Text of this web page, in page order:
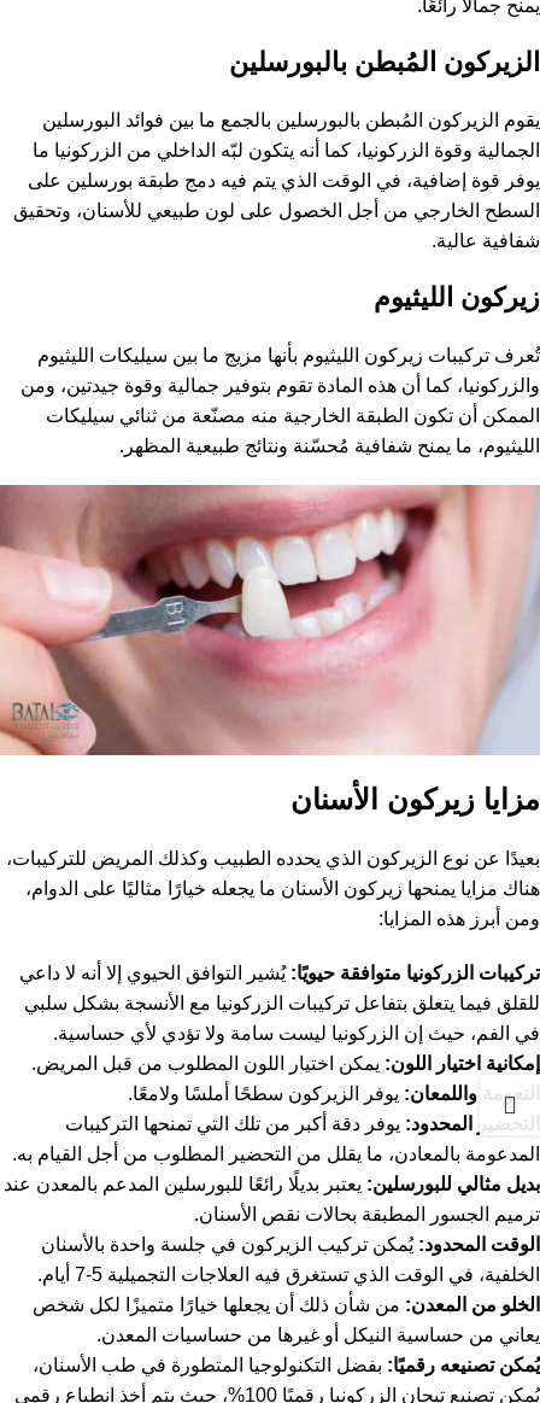
يمنح جمالًا رائعًا.
الزيركون المُبطن بالبورسلين
يقوم الزيركون المُبطن بالبورسلين بالجمع ما بين فوائد البورسلين
الجمالية وقوة الزركونيا، كما أنه يتكون لبّه الداخلي من الزركونيا ما
يوفر قوة إضافية، في الوقت الذي يتم فيه دمج طبقة بورسلين على
السطح الخارجي من أجل الخصول على لون طبيعي للأسنان، وتحقيق
شفافية عالية.
زيركون الليثيوم
تُعرف تركيبات زيركون الليثيوم بأنها مزيج ما بين سيليكات الليثيوم
والزركونيا، كما أن هذه المادة تقوم بتوفير جمالية وقوة جيدتين، ومن
الممكن أن تكون الطبقة الخارجية منه مصنّعة من ثنائي سيليكات
الليثيوم، ما يمنح شفافية مُحسّنة ونتائج طبيعية المظهر.
مزايا زيركون الأسنان
بعيدًا عن نوع الزيركون الذي يحدده الطبيب وكذلك المريض للتركيبات،
هناك مزايا يمنحها زيركون الأسنان ما يجعله خيارًا مثاليًا على الدوام،
ومن أبرز هذه المزايا:
تركيبات الزركونيا متوافقة حيويًا: يُشير التوافق الحيوي إلا أنه لا داعي
للقلق فيما يتعلق بتفاعل تركيبات الزركونيا مع الأنسجة بشكل سلبي
في الفم، حيث إن الزركونيا ليست سامة ولا تؤدي لأي حساسية.
إمكانية اختيار اللون: يمكن اختيار اللون المطلوب من قبل المريض.
النعومة واللمعان: يوفر الزيركون سطحًا أملسًا ولامعًا.
التحضير المحدود: يوفر دقة أكبر من تلك التي تمنحها التركيبات
المدعومة بالمعادن، ما يقلل من التحضير المطلوب من أجل القيام به.
بديل مثالي للبورسلين: يعتبر بديلًا رائعًا للبورسلين المدعم بالمعدن عند
ترميم الجسور المطبقة بحالات نقص الأسنان.
الوقت المحدود:يُمكن تركيب الزيركون في جلسة واحدة بالأسنان
الخلفية، في الوقت الذي تستغرق فيه العلاجات التجميلية 5-7 أيام.
الخلو من المعدن: من شأن ذلك أن يجعلها خيارًا متميزًا لكل شخص
يعاني من حساسية النيكل أو غيرها من حساسيات المعدن.
يُمكن تصنيعه رقميًا: بفضل التكنولوجيا المتطورة في طب الأسنان،
يُمكن تصنيع تيجان الزركونيا رقميًا 100%، حيث يتم أخذ انطباع رقمي